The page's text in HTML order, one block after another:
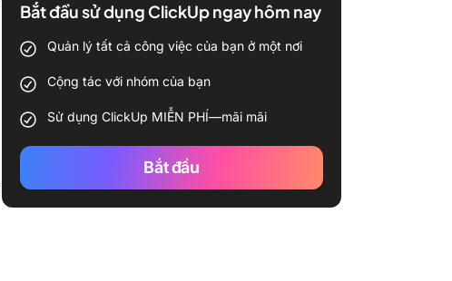
Bắt đầu sử dụng ClickUp ngay hôm nay
Quản lý tất cả công việc của bạn ở một nơi
Cộng tác với nhóm của bạn
Sử dụng ClickUp MIỄN PHÍ—mãi mãi
Bắt đầu